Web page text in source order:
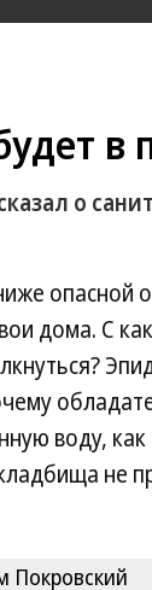
в
о
опасной
дома. С
воду,
не